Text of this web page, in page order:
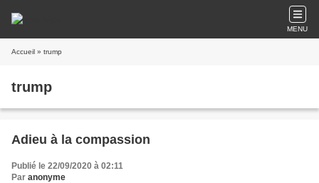
MENU
Accueil » trump
trump
Adieu à la compassion
Publié le 22/09/2020 à 02:11
Par anonyme